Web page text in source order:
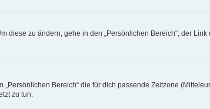
zu ändern, gehe in den „Persönlichen Bereich“; der
Bereich“ die für dich passende Zeitzone
zu tun.